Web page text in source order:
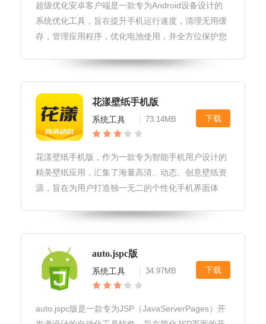
超级优化安卓客户端是一款专为Android设备设计的
系统优化工具，旨在提升手机运行速度，清理无用缓
存，管理应用程序，优化电池使用，并全方位保护您
机卡顿、发热等问题，让您的手机焕然一新。超级优
化安卓客户端软件优势1.
花漾壁纸手机版
系统工具 73.14MB 下载
花漾壁纸手机版，作为一款专为智能手机用户设计的
精美壁纸应用，汇集了海量高清、动态、创意壁纸资
源，旨在为用户打造独一无二的个性化手机界面体
的旅者，亦或是热爱动漫文化的粉丝，都能在花漾壁
纸中找到心仪的壁纸，让每一次点亮
auto.jspc版
系统工具 34.97MB 下载
auto.jspc版是一款专为JSP（JavaServerPages）开